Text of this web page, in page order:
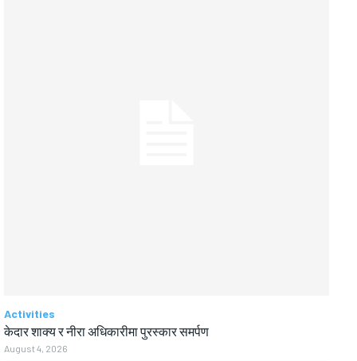
Activities
केदार शाक्य र नीरा अधिकारीमा पुरस्कार समर्पण
August 4, 2026